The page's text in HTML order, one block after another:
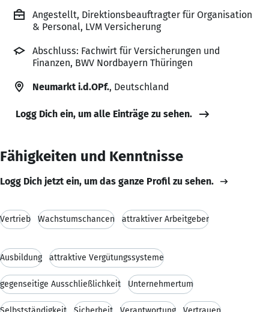
Angestellt, Direktionsbeauftragter für Organisation
& Personal, LVM Versicherung
Abschluss: Fachwirt für Versicherungen und
Finanzen, BWV Nordbayern Thüringen
Neumarkt i.d.OPf., Deutschland
Logg Dich ein, um alle Einträge zu sehen.
Fähigkeiten und Kenntnisse
Logg Dich jetzt ein, um das ganze Profil zu sehen.
Vertrieb Wachstumschancen attraktiver Arbeitgeber
Ausbildung attraktive Vergütungssysteme
gegenseitige Ausschließlichkeit Unternehmertum